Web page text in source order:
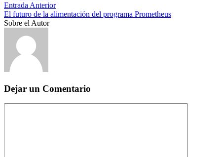
Entrada Anterior
El futuro de la alimentación del programa Prometheus
Sobre el Autor
Dejar un Comentario